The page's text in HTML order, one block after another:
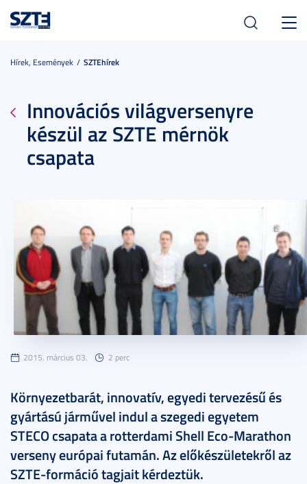
Hírek, Események SZTEhírek
Innovációs világversenyre
készül az SZTE mérnök
csapata
2015. március 03. 2 perc
Környezetbarát, innovatív, egyedi tervezésű és
gyártású járművel indul a szegedi egyetem
STECO csapata a rotterdami Shell Eco-Marathon
verseny európai futamán. Az előkészületekről az
SZTE-formáció tagjait kérdeztük.